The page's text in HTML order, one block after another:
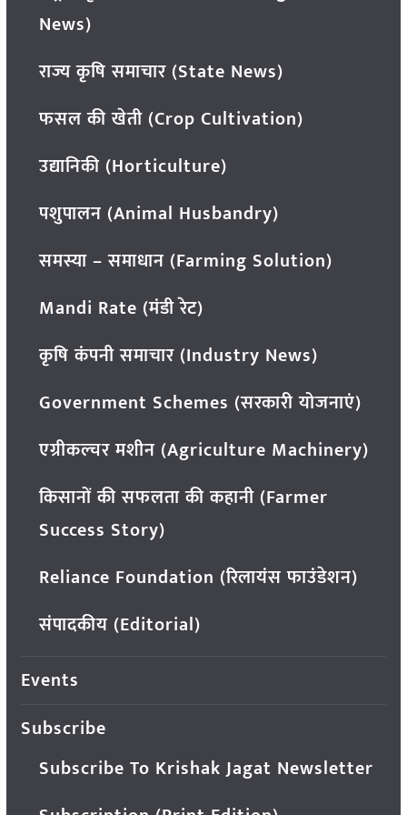
News)
राज्य कृषि समाचार (State News)
फसल की खेती (Crop Cultivation)
उद्यानिकी (Horticulture)
पशुपालन (Animal Husbandry)
समस्या – समाधान (Farming Solution)
Mandi Rate (मंडी रेट)
कृषि कंपनी समाचार (Industry News)
Government Schemes (सरकारी योजनाएं)
एग्रीकल्चर मशीन (Agriculture Machinery)
किसानों की सफलता की कहानी (Farmer
Success Story)
Reliance Foundation (रिलायंस फाउंडेशन)
संपादकीय (Editorial)
Events
Subscribe
Subscribe To Krishak Jagat Newsletter